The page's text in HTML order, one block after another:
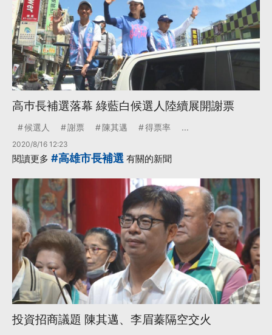
高巿長補選落幕 綠藍白候選人陸續展開謝票
候選人 謝票 陳其邁 得票率 ...
2020/8/16 12:23
閱讀更多 #高雄市長補選 有關的新聞
投資招商議題 陳其邁、李眉蓁隔空交火